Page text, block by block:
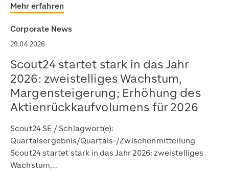
Mehr erfahren
Corporate News
29.04.2026
Scout24 startet stark in das Jahr
2026: zweistelliges Wachstum,
Margensteigerung; Erhöhung des
Aktienrückkaufvolumens für 2026
Scout24 SE / Schlagwort(e):
Quartalsergebnis/Quartals-/Zwischenmitteilung
Scout24 startet stark in das Jahr 2026: zweistelliges
Wachstum,…